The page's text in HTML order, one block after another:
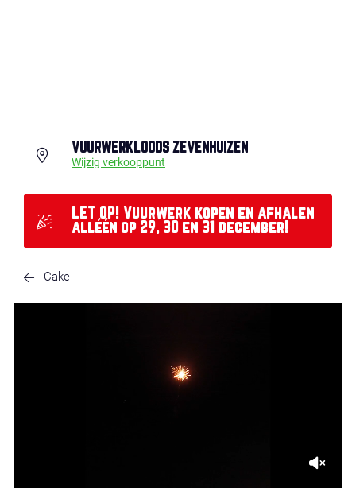
VUURWERKLOODS ZEVENHUIZEN
Wijzig verkooppunt
LET OP! Vuurwerk kopen en afhalen
alléén op 29, 30 en 31 december!
Cake